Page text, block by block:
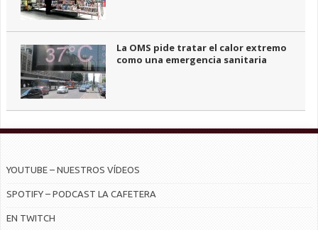
La OMS pide tratar el calor extremo
como una emergencia sanitaria
YOUTUBE – NUESTROS VÍDEOS
SPOTIFY – PODCAST LA CAFETERA
EN TWITCH